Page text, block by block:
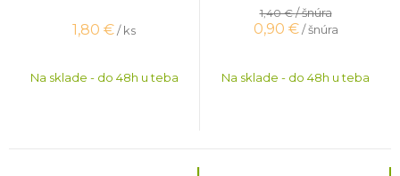
1,80 €/ ks
Na sklade - do 48h u teba
1,40 €/ šnúra
0,90 € / šnúra
Na sklade - do 48h u teba